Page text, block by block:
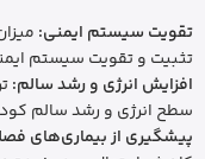
تقویت سیستم ایمنی:
تثبیت و تقویت سیستم
افزایش انرژی و رشد سالم:
سطح انرژی و رشد سالم
پیشگیری از بیماری‌های